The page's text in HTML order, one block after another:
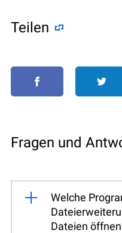
Teilen
Fragen und
Welche
Dateien